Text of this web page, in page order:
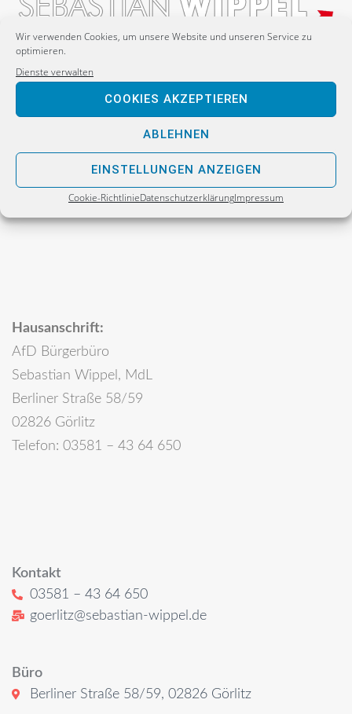
Wir verwenden Cookies, um unsere Website und unseren Service zu
optimieren.
Dienste verwalten
COOKIES AKZEPTIEREN
ABLEHNEN
EINSTELLUNGEN ANZEIGEN
Cookie-RichtlinieDatenschutzerklärungImpressum
Postanschrift:
Sebastian Wippel
Alternative für Deutschland
Bürgerbüro
Postfach 30 06 17
02811 Görlitz
Hausanschrift:
AfD Bürgerbüro
Sebastian Wippel, MdL
Berliner Straße 58/59
02826 Görlitz
Telefon: 03581 – 43 64 650
Kontakt
03581 – 43 64 650
goerlitz@sebastian-wippel.de
Büro
Berliner Straße 58/59, 02826 Görlitz